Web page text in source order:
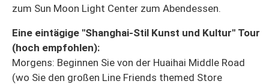
zum Sun Moon Light Center zum Abendessen.
Eine eintägige "Shanghai-Stil Kunst und Kultur" Tour
(hoch empfohlen):
Morgens: Beginnen Sie von der Huaihai Middle Road
(wo Sie den großen Line Friends themed Store